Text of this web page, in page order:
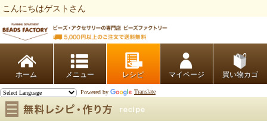
こんにちはゲストさん
ホーム レシピ マイページ 買い物カゴ
Powered by Translate